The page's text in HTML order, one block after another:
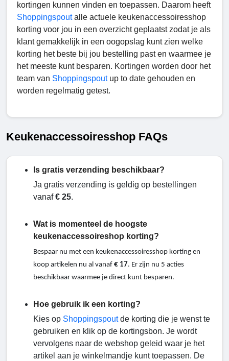
kortingen kunnen vinden en toepassen. Daarom heeft
Shoppingspoutalle actuele keukenaccessoiresshop
korting voor jou in een overzicht geplaatst zodat je als
klant gemakkelijk in een oogopslag kunt zien welke
korting het beste bij jou bestelling past en waarmee je
het meeste kunt besparen. Kortingen worden door het
team van Shoppingspout up to date gehouden en
worden regelmatig getest.
Keukenaccessoiresshop FAQs
Is gratis verzending beschikbaar?
Ja gratis verzending is geldig op bestellingen
vanaf€ 25.
Wat is momenteel de hoogste
keukenaccessoireshop korting?
Bespaar nu met een keukenaccessoiresshop korting en
koop artikelen nu al vanaf € 17. Er zijn nu 5 acties
beschikbaar waarmee je direct kunt besparen.
Hoe gebruik ik een korting?
Kies op Shoppingspoutde korting die je wenst te
gebruiken en klik op de kortingsbon. Je wordt
vervolgens naar de webshop geleid waar je het
artikel aan je winkelmandje kunt toepassen. De